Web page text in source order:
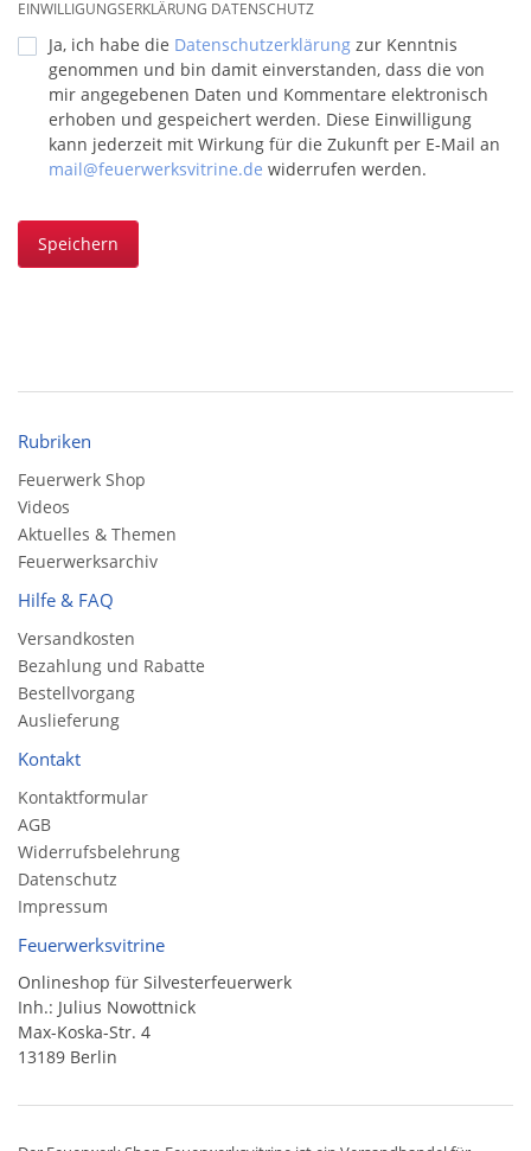
EINWILLIGUNGSERKLÄRUNG DATENSCHUTZ
Ja, ich habe die Datenschutzerklärung zur Kenntnis
genommen und bin damit einverstanden, dass die von
mir angegebenen Daten und Kommentare elektronisch
erhoben und gespeichert werden. Diese Einwilligung
kann jederzeit mit Wirkung für die Zukunft per E-Mail an
mail@feuerwerksvitrine.de widerrufen werden.
Speichern
Rubriken
Feuerwerk Shop
Videos
Aktuelles & Themen
Feuerwerksarchiv
Hilfe & FAQ
Versandkosten
Bezahlung und Rabatte
Bestellvorgang
Auslieferung
Kontakt
Kontaktformular
AGB
Widerrufsbelehrung
Datenschutz
Impressum
Feuerwerksvitrine
Onlineshop für Silvesterfeuerwerk
Inh.: Julius Nowottnick
Max-Koska-Str. 4
13189 Berlin